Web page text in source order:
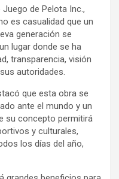
de Pelota Inc.,
es casualidad que un
generación se
lugar donde se ha
transparencia, visión
autoridades.
que esta obra se
ante el mundo y un
su concepto permitirá
y culturales,
los días del año,